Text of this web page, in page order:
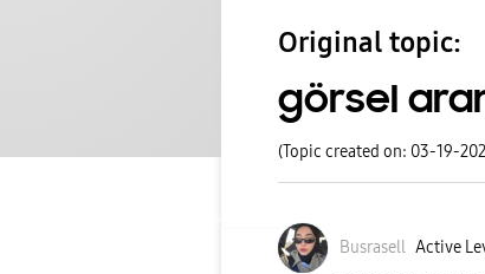
Original topic:
görsel
(Topic created on: 03-19-
Busrasell Active